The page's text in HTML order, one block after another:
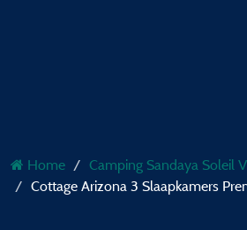
Home
Camping Sandaya Soleil
Cottage Arizona 3 Slaapkamers